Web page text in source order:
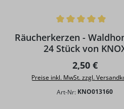
Räucherkerzen -
24 Stück von
Regulärer
2,50 €
Preise inkl. MwSt. zzgl.
Art-Nr: KNO013160